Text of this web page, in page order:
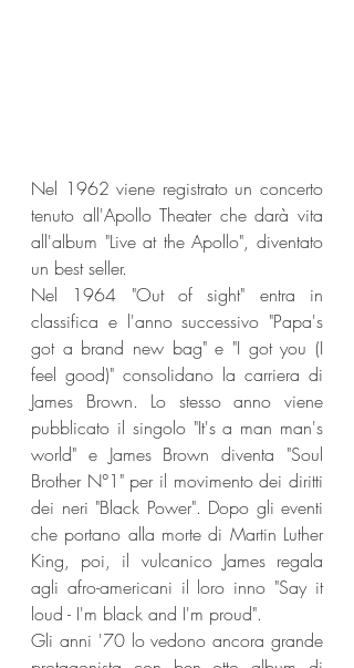
Nel 1962 viene registrato un concerto
tenuto all'Apollo Theater che darà vita
all'album "Live at the Apollo", diventato
un best seller.
Nel 1964 "Out of sight" entra in
classifica e l'anno successivo "Papa's
got a brand new bag" e "I got you (I
feel good)" consolidano la carriera di
James Brown. Lo stesso anno viene
pubblicato il singolo "It's a man man's
world" e James Brown diventa "Soul
Brother N°1" per il movimento dei diritti
dei neri "Black Power". Dopo gli eventi
che portano alla morte di Martin Luther
King, poi, il vulcanico James regala
agli afro-americani il loro inno "Say it
loud - I'm black and I'm proud".
Gli anni '70 lo vedono ancora grande